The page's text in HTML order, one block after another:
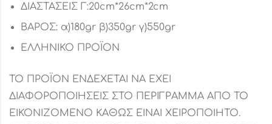
ΔΙΑΣΤΑΣΕΙΣ Γ:20cm*26cm*2cm
ΒΑΡΟΣ: α)180gr β)350gr γ)550gr
ΕΛΛΗΝΙΚΟ ΠΡΟΪΟΝ
ΤΟ ΠΡΟΪΟΝ ΕΝΔΕΧΕΤΑΙ ΝΑ ΕΧΕΙ
ΔΙΑΦΟΡΟΠΟΙΗΣΕΙΣ ΣΤΟ ΠΕΡΙΓΡΑΜΜΑ ΑΠΟ ΤΟ
ΕΙΚΟΝΙΖΟΜΕΝΟ ΚΑΘΩΣ ΕΙΝΑΙ ΧΕΙΡΟΠΟΙΗΤΟ.